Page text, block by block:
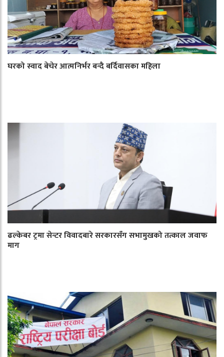
घरको स्वाद बेचेर आत्मनिर्भर बन्दै बर्दिवासका महिला
ढल्केबर ट्रमा सेन्टर विवादबारे सरकारसँग सभामुखको तत्काल जवाफ
माग